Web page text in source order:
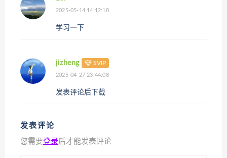
2025-05-14 14:12:18
学习一下
jizheng SVIP
2025-04-27 23:44:08
发表评论后下载
发表评论
您需要登录后才能发表评论